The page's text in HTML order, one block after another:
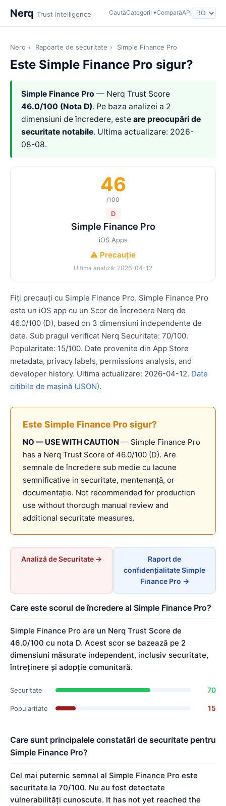
Nerq Trust Intelligence CautăCategorii ▾ComparăAPI
Nerq › Rapoarte de securitate › Simple Finance Pro
Este Simple Finance Pro sigur?
Simple Finance Pro — Nerq Trust Score
46.0/100 (Nota D). Pe baza analizei a 2
dimensiuni de încredere, este are preocupări de
securitate notabile. Ultima actualizare: 2026-
08-08.
46
/100
D
Simple Finance Pro
iOS Apps
⚠️ Precauție
Ultima analiză: 2026-04-12
Fiți precauți cu Simple Finance Pro. Simple Finance Pro
este un iOS app cu un Scor de Încredere Nerq de
46.0/100 (D), based on 3 dimensiuni independente de
date. Sub pragul verificat Nerq Securitate: 70/100.
Popularitate: 15/100. Date provenite din App Store
metadata, privacy labels, permissions analysis, and
developer history. Ultima actualizare: 2026-04-12. Date
citibile de mașină (JSON).
Este Simple Finance Pro sigur?
NO — USE WITH CAUTION — Simple Finance Pro
has a Nerq Trust Score of 46.0/100 (D). Are
semnale de încredere sub medie cu lacune
semnificative in securitate, mentenanță, or
documentație. Not recommended for production
use without thorough manual review and
additional securitate measures.
Analiză de Securitate →
Raport de
confidențialitate Simple
Finance Pro →
Care este scorul de încredere al Simple Finance Pro?
Simple Finance Pro are un Nerq Trust Score de
46.0/100 cu nota D. Acest scor se bazează pe 2
dimensiuni măsurate independent, inclusiv securitate,
întreținere și adopție comunitară.
Securitate 70
Popularitate 15
Care sunt principalele constatări de securitate pentru
Simple Finance Pro?
Cel mai puternic semnal al Simple Finance Pro este
securitate la 70/100. Nu au fost detectate
vulnerabilități cunoscute. It has not yet reached the